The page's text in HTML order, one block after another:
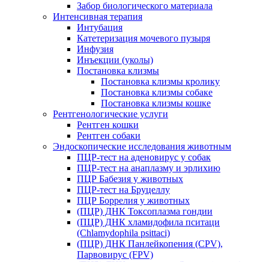
Забор биологического материала
Интенсивная терапия
Интубация
Катетеризация мочевого пузыря
Инфузия
Инъекции (уколы)
Постановка клизмы
Постановка клизмы кролику
Постановка клизмы собаке
Постановка клизмы кошке
Рентгенологические услуги
Рентген кошки
Рентген собаки
Эндоскопические исследования животным
ПЦР-тест на аденовирус у собак
ПЦР-тест на анаплазму и эрлихию
ПЦР Бабезия у животных
ПЦР-тест на Бруцеллу
ПЦР Боррелия у животных
(ПЦР) ДНК Токсоплазма гондии
(ПЦР) ДНК хламидофила пситаци
(Chlamydophila psittaci)
(ПЦР) ДНК Панлейкопения (CPV),
Парвовирус (FPV)